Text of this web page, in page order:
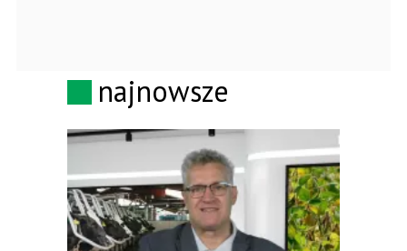
najnowsze